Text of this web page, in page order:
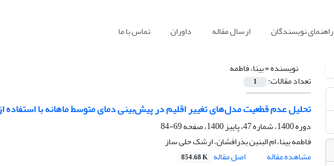
راهنمای نویسندگان ارسال مقاله داوران تماس با ما
نویسنده =بینا، فاطمه
تعداد مقالات: 1
تحلیل عدم قطعیت مدل‌های تغییر اقلیم در پیش‌بینی دمای متوسط ماهانه با استفاده
دوره 1400، شماره 47، پاییز 1400، صفحه
69-84
فاطمه بینا، ام البنین بذرافشان، ارشک حلی ساز
مشاهده مقاله
اصل مقاله 854.68 K